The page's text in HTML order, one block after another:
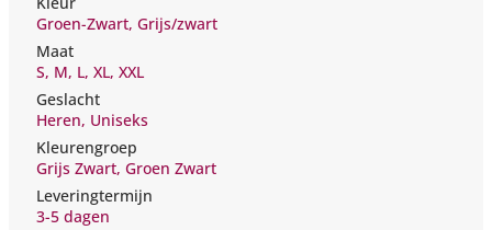
Groen-Zwart, Grijs/zwart
Maat
S, M, L, XL, XXL
Geslacht
Heren, Uniseks
Kleurengroep
Grijs Zwart, Groen Zwart
Leveringtermijn
3-5